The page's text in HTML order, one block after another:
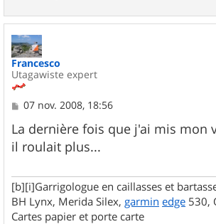
Francesco
Utagawiste expert
M
s
s
a
07 nov. 2008, 18:56
La dernière fois que j'ai mis mon
il roulait plus...
[b][i]Garrigologue en caillasses et
BH Lynx, Merida Silex, garmin edge 530,
Cartes papier et porte carte